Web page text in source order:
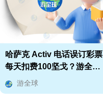
哈萨克 Activ 电话误订彩票
每天扣费100坚戈？游全球
教你取消办法
游全球